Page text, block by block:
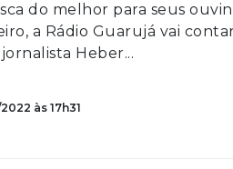
do melhor para seus
a Rádio Guarujá vai
Heber...
às 17h31